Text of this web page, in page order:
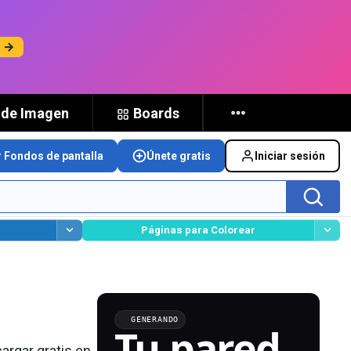
→
Imagen Boards
Fondos de pantalla Únete gratis Iniciar sesión
Páginas para Colorear
GENERANDO